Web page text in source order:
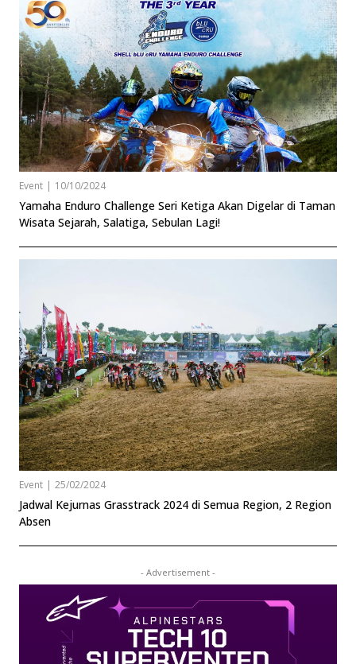
Event | 10/10/2024
Yamaha Enduro Challenge Seri Ketiga Akan Digelar di Taman
Wisata Sejarah, Salatiga, Sebulan Lagi!
Event | 25/02/2024
Jadwal Kejurnas Grasstrack 2024 di Semua Region, 2 Region
Absen
- Advertisement -